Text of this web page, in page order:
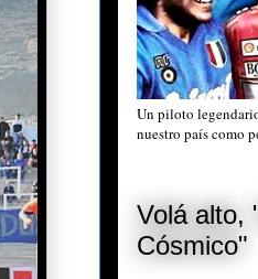
Un piloto
nuestro país como
Volá alto,
Cósmico"